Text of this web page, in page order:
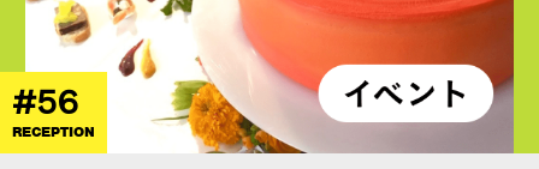
#56
RECEPTION